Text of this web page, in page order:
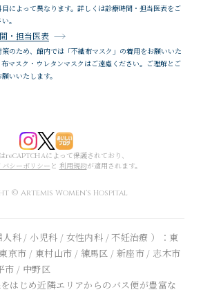
によって異なります。詳しくは診療時間・担当医表をご
。
・担当医表
のため、館内では「不織布マスク」の着用をお願いいた
布マスク・ウレタンマスクはご遠慮ください。ご理解とご
いいたします。
reCAPTCHAによって保護されており、
バシーポリシー と 利用規約が適用されます。
© Artemis Women's Hospital
科 / 小児科 / 女性内科 / 不妊治療 ）：東
京市 / 東村山市 / 練馬区 / 新座市 / 志木市
市 / 中野区
はじめ近隣エリアからのバス便が豊富な